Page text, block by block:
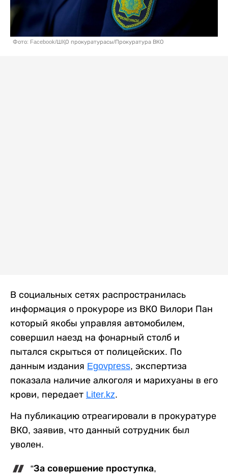
Фото: Facebook/ШҚО прокуратурасы/Прокуратура ВКО
В социальных сетях распространилась
информация о прокуроре из ВКО Вилори Пан
который якобы управляя автомобилем,
совершил наезд на фонарный столб и
пытался скрыться от полицейских. По
данным издания Egovpress, экспертиза
показала наличие алкоголя и марихуаны в его
крови, передает Liter.kz.
На публикацию отреагировали в прокуратуре
ВКО, заявив, что данный сотрудник был
уволен.
“За совершение проступка,